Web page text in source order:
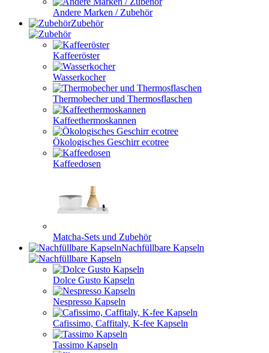
Andere Marken / Zubehör
Zubehör
Kaffeeröster
Wasserkocher
Thermobecher und Thermosflaschen
Kaffeethermoskannen
Ökologisches Geschirr ecotree
Kaffeedosen
Matcha-Sets und Zubehör
Nachfüllbare Kapseln
Dolce Gusto Kapseln
Nespresso Kapseln
Cafissimo, Caffitaly, K-fee Kapseln
Tassimo Kapseln